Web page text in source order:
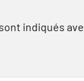
indiqués